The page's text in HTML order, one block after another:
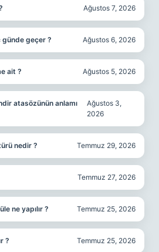
Ağustos 7, 2026
günde geçer ? Ağustos 6, 2026
ait ? Ağustos 5, 2026
atasözünün anlamı
Ağustos 3,
2026
nedir ? Temmuz 29, 2026
Temmuz 27, 2026
ne yapılır ? Temmuz 25, 2026
? Temmuz 25, 2026